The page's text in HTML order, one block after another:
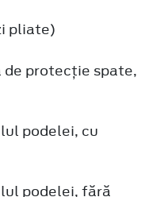
pliate)
protecție spate,
podelei, cu
podelei, fără